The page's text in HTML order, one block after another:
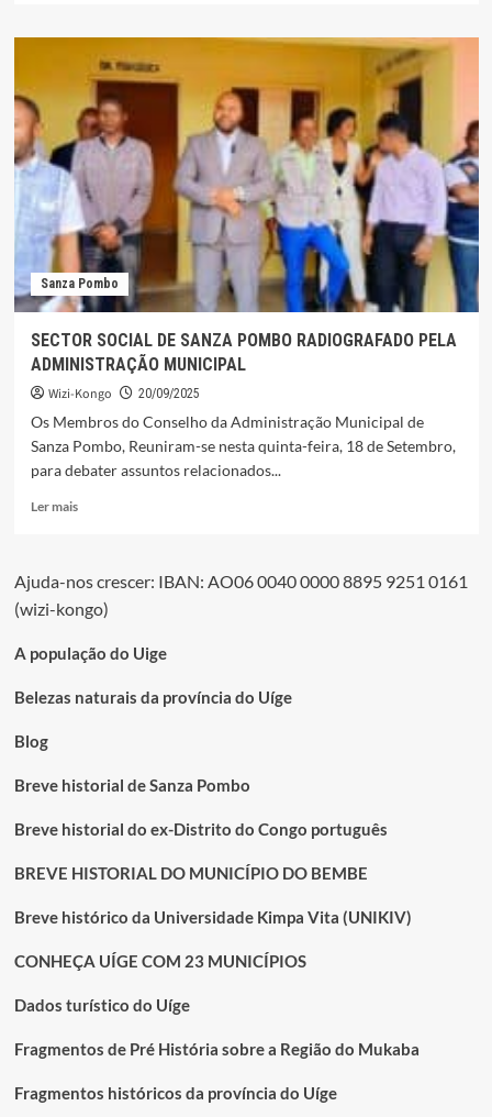
ADMINISTRADOR
MUNICIPAL
ACOMPANHAR
SERVIÇOS
DE
MELHORAMENTO
DA
VIA
DO
MASSELELE
QUE
LIGA
SONGO
Á
Sanza Pombo
SECTOR SOCIAL DE SANZA POMBO RADIOGRAFADO PELA
ADMINISTRAÇÃO MUNICIPAL
Wizi-Kongo 20/09/2025
Os Membros do Conselho da Administração Municipal de
Sanza Pombo, Reuniram-se nesta quinta-feira, 18 de Setembro,
para debater assuntos relacionados...
Ler maisLeia
SOCIAL
DE
POMBO
PELA
ADMINISTRAÇÃO
Ajuda-nos crescer: IBAN: AO06 0040 0000 8895 9251 0161
(wizi-kongo)
A população do Uige
Belezas naturais da província do Uíge
Blog
Breve historial de Sanza Pombo
Breve historial do ex-Distrito do Congo português
BREVE HISTORIAL DO MUNICÍPIO DO BEMBE
Breve histórico da Universidade Kimpa Vita (UNIKIV)
CONHEÇA UÍGE COM 23 MUNICÍPIOS
Dados turístico do Uíge
Fragmentos de Pré História sobre a Região do Mukaba
Fragmentos históricos da província do Uíge